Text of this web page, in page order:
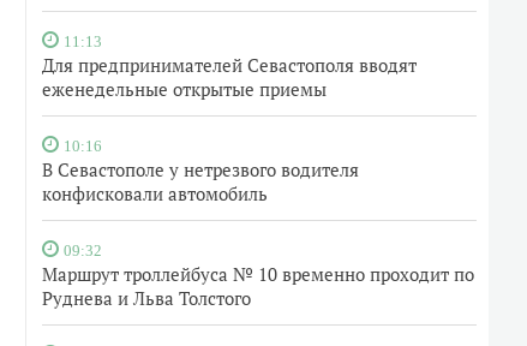
11:13
Для предпринимателей Севастополя вводят
еженедельные открытые приемы
10:16
В Севастополе у нетрезвого водителя
конфисковали автомобиль
09:32
Маршрут троллейбуса № 10 временно проходит по
Руднева и Льва Толстого